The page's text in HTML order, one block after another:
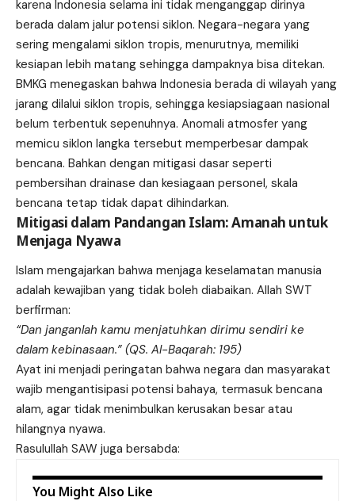
karena Indonesia selama ini tidak menganggap dirinya
berada dalam jalur potensi siklon. Negara-negara yang
sering mengalami siklon tropis, menurutnya, memiliki
kesiapan lebih matang sehingga dampaknya bisa ditekan.
BMKG menegaskan bahwa Indonesia berada di wilayah yang
jarang dilalui siklon tropis, sehingga kesiapsiagaan nasional
belum terbentuk sepenuhnya. Anomali atmosfer yang
memicu siklon langka tersebut memperbesar dampak
bencana. Bahkan dengan mitigasi dasar seperti
pembersihan drainase dan kesiagaan personel, skala
bencana tetap tidak dapat dihindarkan.
Mitigasi dalam Pandangan Islam: Amanah untuk
Menjaga Nyawa
Islam mengajarkan bahwa menjaga keselamatan manusia
adalah kewajiban yang tidak boleh diabaikan. Allah SWT
berfirman:
“Dan janganlah kamu menjatuhkan dirimu sendiri ke
dalam kebinasaan.” (QS. Al-Baqarah: 195)
Ayat ini menjadi peringatan bahwa negara dan masyarakat
wajib mengantisipasi potensi bahaya, termasuk bencana
alam, agar tidak menimbulkan kerusakan besar atau
hilangnya nyawa.
Rasulullah SAW juga bersabda:
You Might Also Like